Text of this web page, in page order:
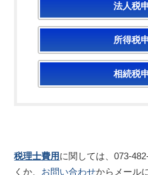
法人税
所得税
相続税
税理士費用に関しては、073-
くか、 お問い合わせからメール